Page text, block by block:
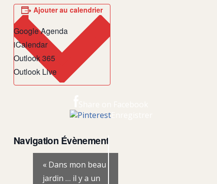
Ajouter au calendrier
Google Agenda
iCalendar
Outlook 365
Outlook Live
Enregistrer
Navigation Évènement
« Dans mon beau
jardin … il y a un